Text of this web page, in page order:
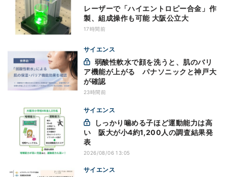
レーザーで「ハイエントロピー合金」作
製、組成操作も可能 大阪公立大
17時間前
サイエンス
ア機能が上がる パナソニックと神戸大
が確認
23時間前
サイエンス
い 阪大が小4約1,200人の調査結果発
表
2026/08/06 13:05
サイエンス